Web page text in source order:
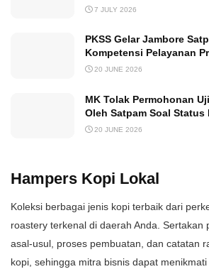
7 JULY 2026
PKSS Gelar Jambore
Kompetensi Pelayanan
20 JUNE 2026
MK Tolak Permohonan
Oleh Satpam Soal Status
20 JUNE 2026
Hampers Kopi Lokal
Koleksi berbagai jenis kopi terbaik dari
roastery terkenal di daerah Anda. Sertakan
asal-usul, proses pembuatan, dan catatan
kopi, sehingga mitra bisnis dapat